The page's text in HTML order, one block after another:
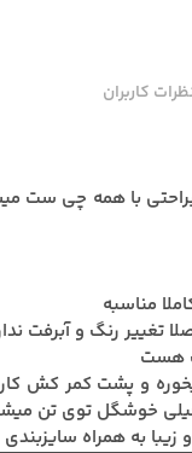
کاربران
براحتی با همه چی ست
مناسبه
تغییر رنگ و آبرفت
هست
و پشت کمر کش
خوشگل توی تن
به همراه سایزبندی